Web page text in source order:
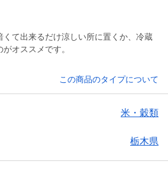
て出来るだけ涼しい所に置くか、冷蔵
オススメです。
この商品のタイプについて
米・穀類
栃木県